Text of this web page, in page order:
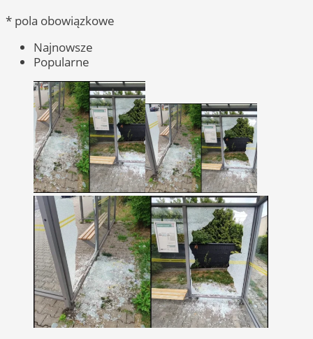
* pola obowiązkowe
Najnowsze
Popularne